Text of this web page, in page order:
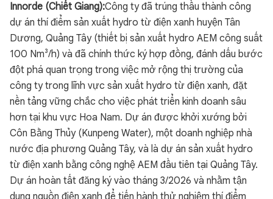
Innorde (Chiết Giang):Công ty đã trúng thầu thành công
dự án thí điểm sản xuất hydro từ điện xanh huyện Tân
Dương, Quảng Tây (thiết bị sản xuất hydro AEM công suất
100 Nm³/h) và đã chính thức ký hợp đồng, đánh dấu bước
đột phá quan trọng trong việc mở rộng thị trường của
công ty trong lĩnh vực sản xuất hydro từ điện xanh, đặt
nền tảng vững chắc cho việc phát triển kinh doanh sâu
hơn tại khu vực Hoa Nam. Dự án được khởi xướng bởi
Côn Bằng Thủy (Kunpeng Water), một doanh nghiệp nhà
nước địa phương Quảng Tây, và là dự án sản xuất hydro
từ điện xanh bằng công nghệ AEM đầu tiên tại Quảng Tây.
Dự án hoàn tất đăng ký vào tháng 3/2026 và nhằm tận
dụng nguồn điện xanh để tiến hành thử nghiệm thí điểm